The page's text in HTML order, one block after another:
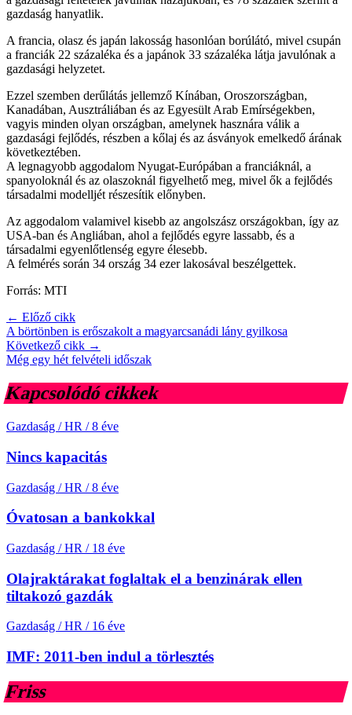
gazdaság hanyatlik.
A francia, olasz és japán lakosság hasonlóan borúlátó, mivel csupán
a franciák 22 százaléka és a japánok 33 százaléka látja javulónak a
gazdasági helyzetet.
Ezzel szemben derűlátás jellemző Kínában, Oroszországban,
Kanadában, Ausztráliában és az Egyesült Arab Emírségekben,
vagyis minden olyan országban, amelynek hasznára válik a
gazdasági fejlődés, részben a kőlaj és az ásványok emelkedő árának
következtében.
A legnagyobb aggodalom Nyugat-Európában a franciáknál, a
spanyoloknál és az olaszoknál figyelhető meg, mivel ők a fejlődés
társadalmi modelljét részesítik előnyben.
Az aggodalom valamivel kisebb az angolszász országokban, így az
USA-ban és Angliában, ahol a fejlődés egyre lassabb, és a
társadalmi egyenlőtlenség egyre élesebb.
A felmérés során 34 ország 34 ezer lakosával beszélgettek.
Forrás: MTI
← Előző cikk
A börtönben is erőszakolt a magyarcsanádi lány gyilkosa
Következő cikk →
Még egy hét felvételi időszak
Kapcsolódó cikkek
Gazdaság / HR / 8 éve
Nincs kapacitás
Gazdaság / HR / 8 éve
Óvatosan a bankokkal
Gazdaság / HR / 18 éve
Olajraktárakat foglaltak el a benzinárak ellen
tiltakozó gazdák
Gazdaság / HR / 16 éve
IMF: 2011-ben indul a törlesztés
Friss